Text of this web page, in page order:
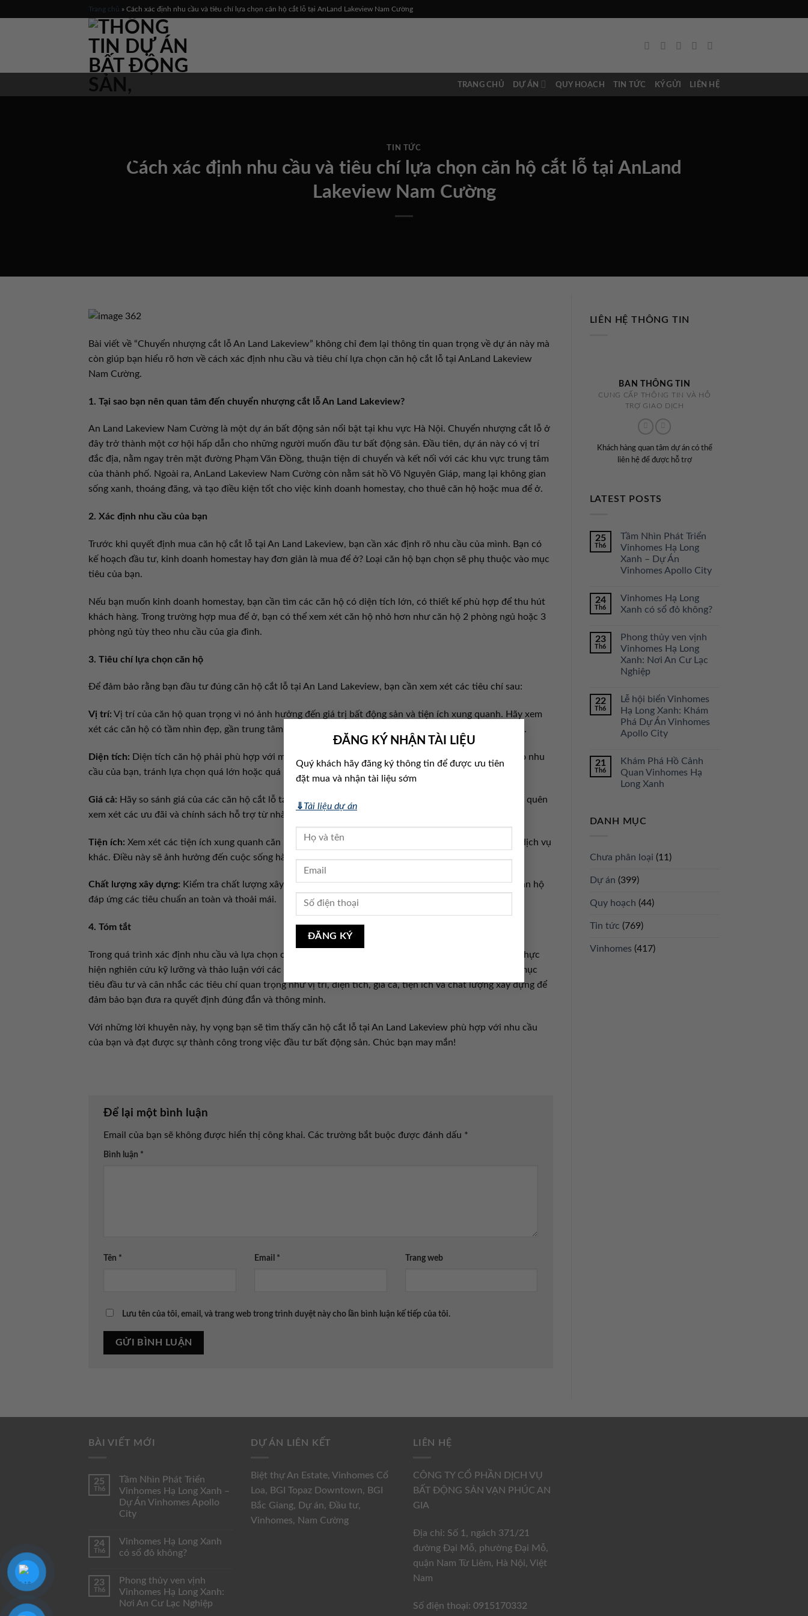
ĐĂNG KÝ NHẬN TÀI LIỆU
Quý khách hãy đăng ký thông tin để được ưu tiên
đặt mua và nhận tài liệu sớm
⇓Tài liệu dự án
Trang chủ » Cách xác định nhu cầu và tiêu chí lựa chọn căn hộ cắt lỗ tại AnLand Lakeview Nam Cường
TRANG CHỦ DỰ ÁN QUY HOẠCH TIN TỨC KÝ GỬI LIÊN HỆ
TIN TỨC
Cách xác định nhu cầu và tiêu chí lựa chọn căn hộ cắt lỗ tại AnLand
Lakeview Nam Cường
Bài viết về “Chuyển nhượng cắt lỗ An Land Lakeview” không chỉ đem lại thông tin quan trọng về dự án này mà
còn giúp bạn hiểu rõ hơn về cách xác định nhu cầu và tiêu chí lựa chọn căn hộ cắt lỗ tại AnLand Lakeview
Nam Cường.
1. Tại sao bạn nên quan tâm đến chuyển nhượng cắt lỗ An Land Lakeview?
An Land Lakeview Nam Cường là một dự án bất động sản nổi bật tại khu vực Hà Nội. Chuyển nhượng cắt lỗ ở
đây trở thành một cơ hội hấp dẫn cho những người muốn đầu tư bất động sản. Đầu tiên, dự án này có vị trí
đắc địa, nằm ngay trên mặt đường Phạm Văn Đồng, thuận tiện di chuyển và kết nối với các khu vực trung tâm
của thành phố. Ngoài ra, AnLand Lakeview Nam Cường còn nằm sát hồ Võ Nguyên Giáp, mang lại không gian
sống xanh, thoáng đãng, và tạo điều kiện tốt cho việc kinh doanh homestay, cho thuê căn hộ hoặc mua để ở.
2. Xác định nhu cầu của bạn
Trước khi quyết định mua căn hộ cắt lỗ tại An Land Lakeview, bạn cần xác định rõ nhu cầu của mình. Bạn có
kế hoạch đầu tư, kinh doanh homestay hay đơn giản là mua để ở? Loại căn hộ bạn chọn sẽ phụ thuộc vào mục
tiêu của bạn.
Nếu bạn muốn kinh doanh homestay, bạn cần tìm các căn hộ có diện tích lớn, có thiết kế phù hợp để thu hút
khách hàng. Trong trường hợp mua để ở, bạn có thể xem xét căn hộ nhỏ hơn như căn hộ 2 phòng ngủ hoặc 3
phòng ngủ tùy theo nhu cầu của gia đình.
3. Tiêu chí lựa chọn căn hộ
Để đảm bảo rằng bạn đầu tư đúng căn hộ cắt lỗ tại An Land Lakeview, bạn cần xem xét các tiêu chí sau:
Vị trí: Vị trí của căn hộ quan trọng vì nó ảnh hưởng đến giá trị bất động sản và tiện ích xung quanh. Hãy xem
xét các căn hộ có tầm nhìn đẹp, gần trung tâm, giao thông thuận tiện, và tiếp cận các dịch vụ công cộng.
Diện tích: Diện tích căn hộ phải phù hợp với mục tiêu sử dụng. Lựa chọn căn hộ có diện tích vừa đủ cho nhu
cầu của bạn, tránh lựa chọn quá lớn hoặc quá nhỏ.
Giá cả: Hãy so sánh giá của các căn hộ cắt lỗ tại dự án để đảm bảo bạn nhận được giá trị tốt nhất. Đừng quên
xem xét các ưu đãi và chính sách hỗ trợ từ nhà đầu tư.
Tiện ích: Xem xét các tiện ích xung quanh căn hộ như trường học, bệnh viện, siêu thị, công viên và các dịch vụ
khác. Điều này sẽ ảnh hưởng đến cuộc sống hàng ngày của bạn.
Chất lượng xây dựng: Kiểm tra chất lượng xây dựng và các tiện nghi bên trong căn hộ. Đảm bảo rằng căn hộ
đáp ứng các tiêu chuẩn an toàn và thoải mái.
4. Tóm tắt
Trong quá trình xác định nhu cầu và lựa chọn căn hộ cắt lỗ tại AnLand Lakeview Nam Cường, hãy luôn thực
hiện nghiên cứu kỹ lưỡng và thảo luận với các chuyên gia trong lĩnh vực bất động sản. Bạn cần hiểu rõ mục
tiêu đầu tư và cân nhắc các tiêu chí quan trọng như vị trí, diện tích, giá cả, tiện ích và chất lượng xây dựng để
đảm bảo bạn đưa ra quyết định đúng đắn và thông minh.
Với những lời khuyên này, hy vọng bạn sẽ tìm thấy căn hộ cắt lỗ tại An Land Lakeview phù hợp với nhu cầu
của bạn và đạt được sự thành công trong việc đầu tư bất động sản. Chúc bạn may mắn!
Để lại một bình luận
Email của bạn sẽ không được hiển thị công khai. Các trường bắt buộc được đánh dấu *
Bình luận *
Tên * Email * Trang web
Lưu tên của tôi, email, và trang web trong trình duyệt này cho lần bình luận kế tiếp của tôi.
LIÊN HỆ THÔNG TIN
BAN THÔNG TIN
CUNG CẤP THÔNG TIN VÀ HỖ
TRỢ GIAO DỊCH
Khách hàng quan tâm dự án có thể
liên hệ để được hỗ trợ
LATEST POSTS
25
Th6
Tầm Nhìn Phát Triển
Vinhomes Hạ Long
Xanh – Dự Án
Vinhomes Apollo City
24
Th6
Vinhomes Hạ Long
Xanh có sổ đỏ không?
23
Th6
Phong thủy ven vịnh
Vinhomes Hạ Long
Xanh: Nơi An Cư Lạc
Nghiệp
22
Th6
Lễ hội biển Vinhomes
Hạ Long Xanh: Khám
Phá Dự Án Vinhomes
Apollo City
21
Th6
Khám Phá Hồ Cảnh
Quan Vinhomes Hạ
Long Xanh
DANH MỤC
Chưa phân loại (11)
Dự án (399)
Quy hoạch (44)
Tin tức (769)
Vinhomes (417)
BÀI VIẾT MỚI
25
Th6
Tầm Nhìn Phát Triển
Vinhomes Hạ Long Xanh –
Dự Án Vinhomes Apollo
City
24
Th6
Vinhomes Hạ Long Xanh
có sổ đỏ không?
23
Th6
Phong thủy ven vịnh
Vinhomes Hạ Long Xanh:
Nơi An Cư Lạc Nghiệp
DỰ ÁN LIÊN KẾT
Biệt thự An Estate, Vinhomes Cổ
Loa, BGI Topaz Downtown, BGI
Bắc Giang, Dự án, Đầu tư,
Vinhomes, Nam Cường
LIÊN HỆ
CÔNG TY CỔ PHẦN DỊCH VỤ
BẤT ĐỘNG SẢN VẠN PHÚC AN
GIA
Địa chỉ: Số 1, ngách 371/21
đường Đại Mỗ, phường Đại Mỗ,
quận Nam Từ Liêm, Hà Nội, Việt
Nam
Số điện thoại: 0915170332